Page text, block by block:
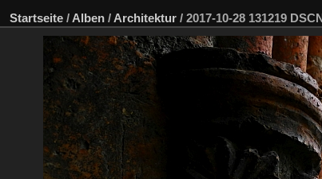
Startseite / Alben / Architektur / 2017-10-28 131219